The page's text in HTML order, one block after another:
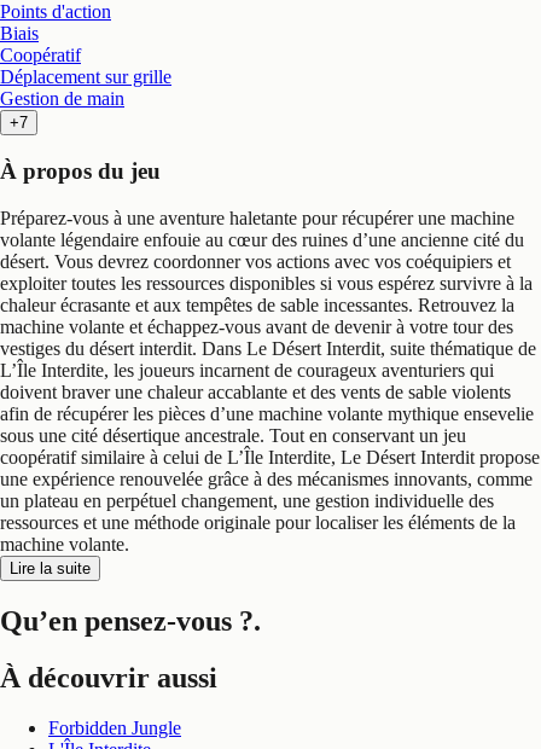
Points d'action
Biais
Coopératif
Déplacement sur grille
Gestion de main
+7
À propos du jeu
Préparez-vous à une aventure haletante pour récupérer une machine
volante légendaire enfouie au cœur des ruines d’une ancienne cité du
désert. Vous devrez coordonner vos actions avec vos coéquipiers et
exploiter toutes les ressources disponibles si vous espérez survivre à la
chaleur écrasante et aux tempêtes de sable incessantes. Retrouvez la
machine volante et échappez-vous avant de devenir à votre tour des
vestiges du désert interdit. Dans Le Désert Interdit, suite thématique de
L’Île Interdite, les joueurs incarnent de courageux aventuriers qui
doivent braver une chaleur accablante et des vents de sable violents
afin de récupérer les pièces d’une machine volante mythique ensevelie
sous une cité désertique ancestrale. Tout en conservant un jeu
coopératif similaire à celui de L’Île Interdite, Le Désert Interdit propose
une expérience renouvelée grâce à des mécanismes innovants, comme
un plateau en perpétuel changement, une gestion individuelle des
ressources et une méthode originale pour localiser les éléments de la
machine volante.
Lire la suite
Qu’en pensez-vous ?.
À découvrir aussi
Forbidden Jungle